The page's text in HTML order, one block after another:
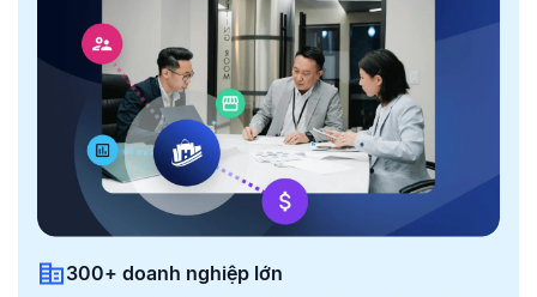
300+ doanh nghiệp lớn